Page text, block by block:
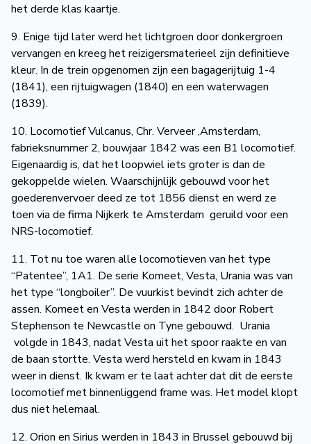
het derde klas kaartje.
9. Enige tijd later werd het lichtgroen door donkergroen
vervangen en kreeg het reizigersmaterieel zijn definitieve
kleur. In de trein opgenomen zijn een bagagerijtuig 1-4
(1841), een rijtuigwagen (1840) en een waterwagen
(1839).
10. Locomotief Vulcanus, Chr. Verveer ,Amsterdam,
fabrieksnummer 2, bouwjaar 1842 was een B1 locomotief.
Eigenaardig is, dat het loopwiel iets groter is dan de
gekoppelde wielen. Waarschijnlijk gebouwd voor het
goederenvervoer deed ze tot 1856 dienst en werd ze
toen via de firma Nijkerk te Amsterdam geruild voor een
NRS-locomotief.
11. Tot nu toe waren alle locomotieven van het type
“Patentee”, 1A1. De serie Komeet, Vesta, Urania was van
het type “longboiler”. De vuurkist bevindt zich achter de
assen. Komeet en Vesta werden in 1842 door Robert
Stephenson te Newcastle on Tyne gebouwd. Urania
volgde in 1843, nadat Vesta uit het spoor raakte en van
de baan stortte. Vesta werd hersteld en kwam in 1843
weer in dienst. Ik kwam er te laat achter dat dit de eerste
locomotief met binnenliggend frame was. Het model klopt
dus niet helemaal.
12. Orion en Sirius werden in 1843 in Brussel gebouwd bij